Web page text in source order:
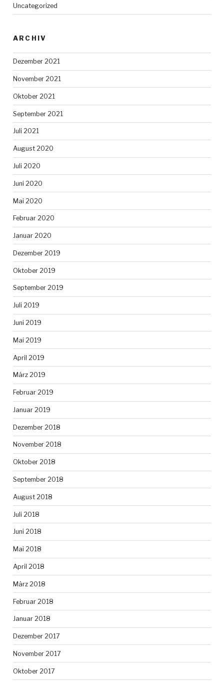
Uncategorized
ARCHIV
Dezember 2021
November 2021
Oktober 2021
September 2021
Juli 2021
August 2020
Juli 2020
Juni 2020
Mai 2020
Februar 2020
Januar 2020
Dezember 2019
Oktober 2019
September 2019
Juli 2019
Juni 2019
Mai 2019
April 2019
März 2019
Februar 2019
Januar 2019
Dezember 2018
November 2018
Oktober 2018
September 2018
August 2018
Juli 2018
Juni 2018
Mai 2018
April 2018
März 2018
Februar 2018
Januar 2018
Dezember 2017
November 2017
Oktober 2017